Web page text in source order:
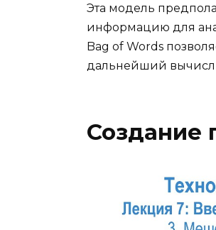
Эта модель
информацию для
Bag of Words
дальнейший
Создание